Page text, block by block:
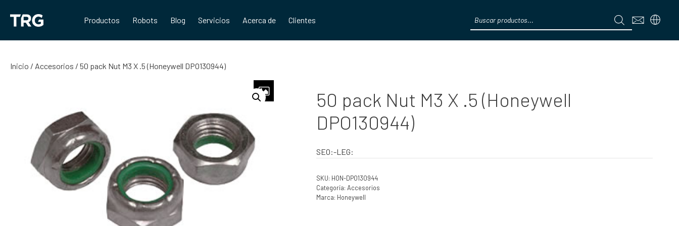
contenido
Productos Robots Blog Servicios Acerca de Clientes
search
Inicio / Accesorios / 50 pack Nut M3 X .5 (Honeywell DPO130944)
50 pack Nut M3 X .5 (Honeywell
DPO130944)
SEO:-LEG:
SKU: HON-DPO130944
Categoría: Accesorios
Marca: Honeywell